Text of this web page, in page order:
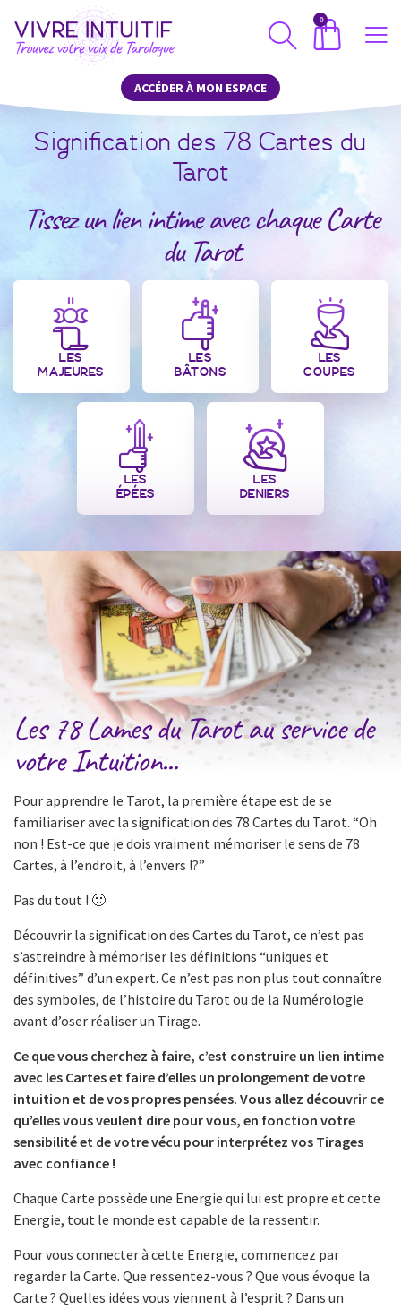
0
ACCÉDER À MON ESPACE
Signification des 78 Cartes du
Tarot
Tissez un lien intime avec chaque Carte
du Tarot
LES
MAJEURES
LES
BÂTONS
LES
COUPES
LES
ÉPÉES
LES
DENIERS
Les 78 Lames du Tarot au service de
votre Intuition...
Pour apprendre le Tarot, la première étape est de se
familiariser avec la signification des 78 Cartes du Tarot. “Oh
non ! Est-ce que je dois vraiment mémoriser le sens de 78
Cartes, à l’endroit, à l’envers !?”
Pas du tout ! 🙂
Découvrir la signification des Cartes du Tarot, ce n’est pas
s’astreindre à mémoriser les définitions “uniques et
définitives” d’un expert. Ce n’est pas non plus tout connaître
des symboles, de l’histoire du Tarot ou de la Numérologie
avant d’oser réaliser un Tirage.
Ce que vous cherchez à faire, c’est construire un lien intime
avec les Cartes et faire d’elles un prolongement de votre
intuition et de vos propres pensées. Vous allez découvrir ce
qu’elles vous veulent dire pour vous, en fonction votre
sensibilité et de votre vécu pour interprétez vos Tirages
avec confiance !
Chaque Carte possède une Energie qui lui est propre et cette
Energie, tout le monde est capable de la ressentir.
Pour vous connecter à cette Energie, commencez par
regarder la Carte. Que ressentez-vous ? Que vous évoque la
Carte ? Quelles idées vous viennent à l’esprit ? Dans un